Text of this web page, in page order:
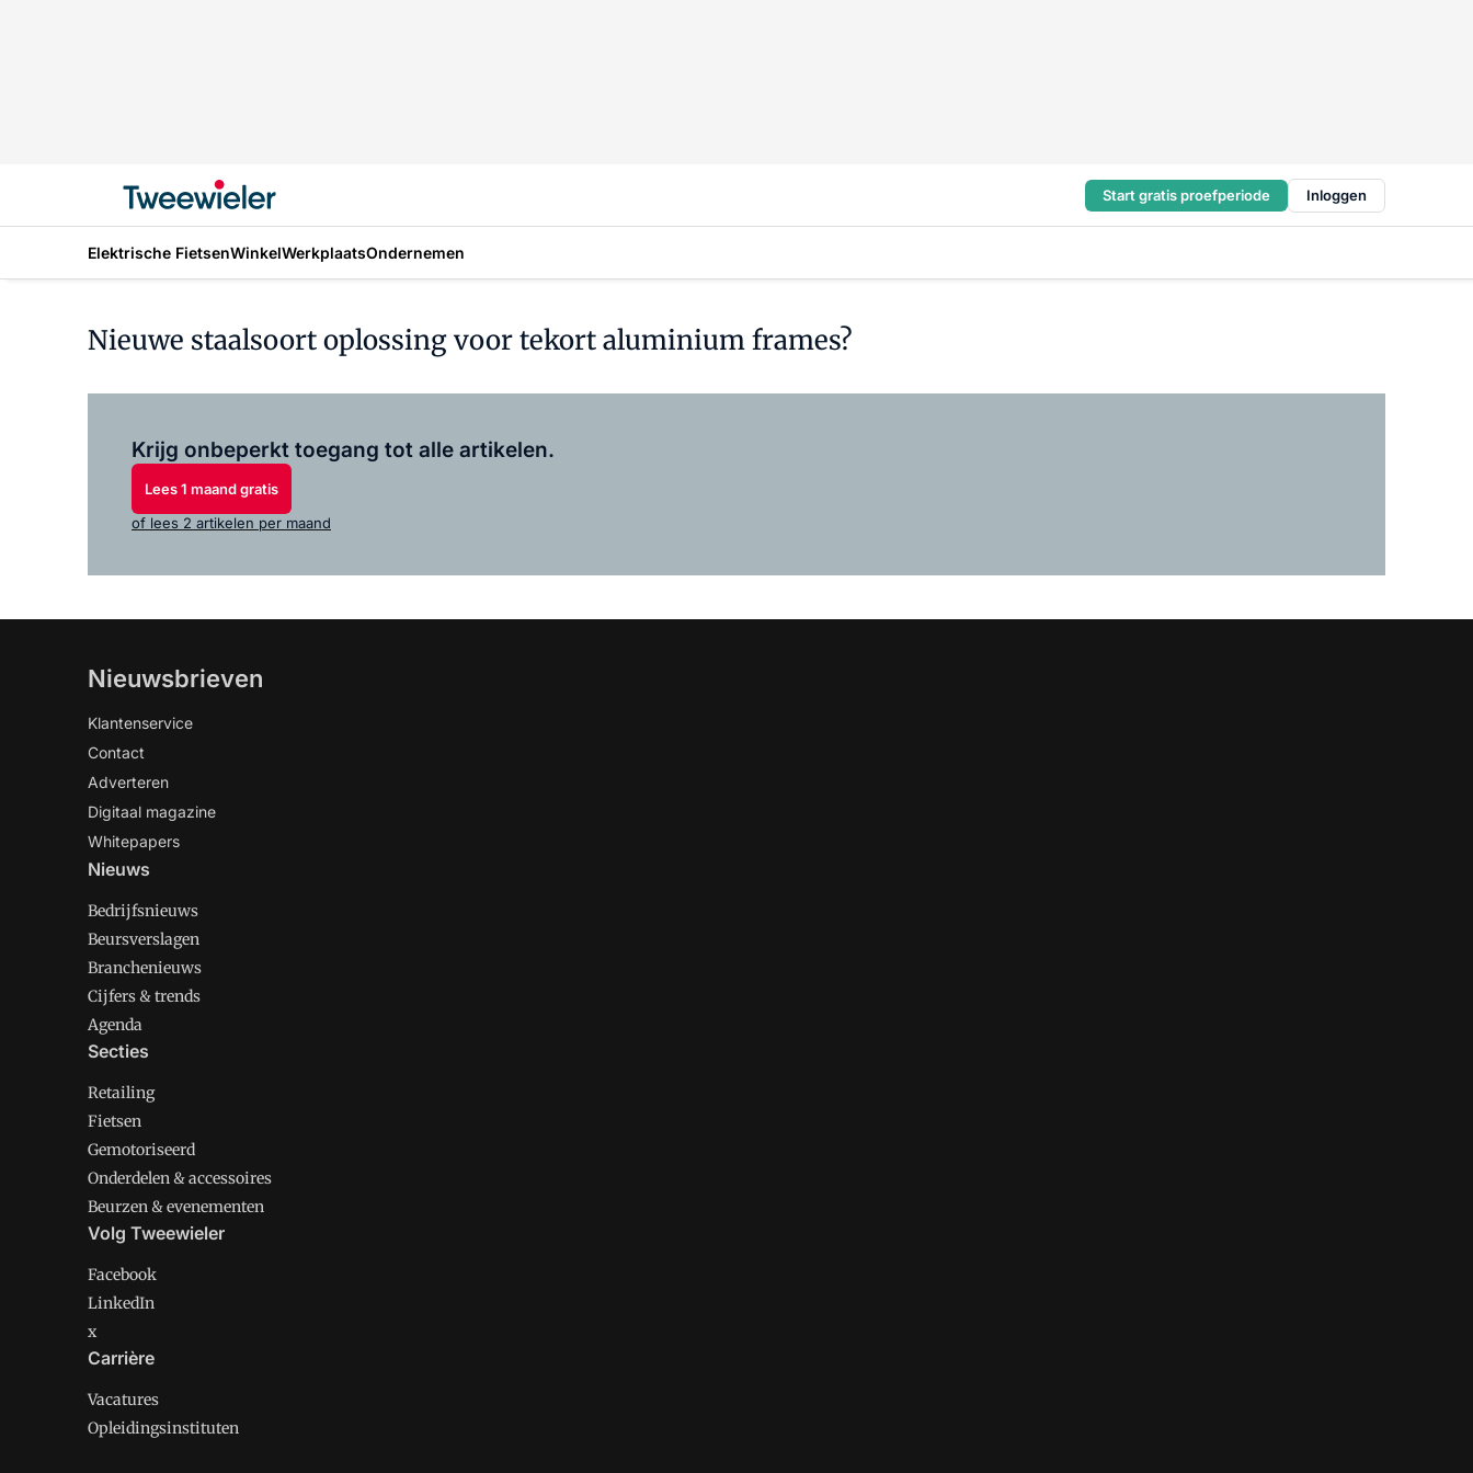
Start gratis proefperiode Inloggen
Elektrische FietsenWinkelWerkplaatsOndernemen
Nieuwe staalsoort oplossing voor tekort aluminium frames?
Krijg onbeperkt toegang tot alle artikelen.
Lees 1 maand gratis
of lees 2 artikelen per maand
Nieuwsbrieven
Klantenservice
Contact
Adverteren
Digitaal magazine
Whitepapers
Nieuws
Bedrijfsnieuws
Beursverslagen
Branchenieuws
Cijfers & trends
Agenda
Secties
Retailing
Fietsen
Gemotoriseerd
Onderdelen & accessoires
Beurzen & evenementen
Volg Tweewieler
Facebook
LinkedIn
x
Carrière
Vacatures
Opleidingsinstituten